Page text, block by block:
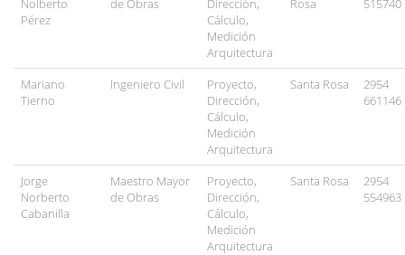
Nolberto
Pérez
de Obras
Dirección,
Cálculo,
Medición
Arquitectura
Rosa
515740
Mariano
Tierno
Ingeniero Civil
Proyecto,
Dirección,
Cálculo,
Medición
Arquitectura
Santa Rosa
2954
661146
Jorge
Norberto
Cabanilla
Maestro Mayor
de Obras
Proyecto,
Dirección,
Cálculo,
Medición
Arquitectura
Santa Rosa
2954
554963